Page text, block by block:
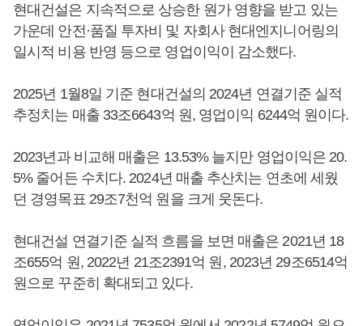
현대건설은 지속적으로 상승한 원가 영향을 받고 있는
가운데 안전·품질 투자비 및 자회사 현대엔지니어링의
일시적 비용 반영 등으로 영업이익이 감소했다.
2025년 1월8일 기준 현대건설의 2024년 연결기준 실적
추정치는 매출 33조6643억 원, 영업이익 6244억 원이다.
2023년과 비교해 매출은 13.53% 늘지만 영업이익은 20.
5% 줄어든 수치다. 2024년 매출 추산치는 연초에 세웠
던 경영목표 29조7천억 원을 크게 웃돈다.
현대건설 연결기준 실적 흐름을 보면 매출은 2021년 18
조655억 원, 2022년 21조2391억 원, 2023년 29조6514억
원으로 꾸준히 확대되고 있다.